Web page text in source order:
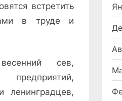
встретить
в труде и
сев,
предприятий,
ленинградцев,